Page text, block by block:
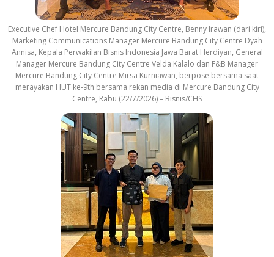
Executive Chef Hotel Mercure Bandung City Centre, Benny Irawan (dari kiri),
Marketing Communications Manager Mercure Bandung City Centre Dyah
Annisa, Kepala Perwakilan Bisnis Indonesia Jawa Barat Herdiyan, General
Manager Mercure Bandung City Centre Velda Kalalo dan F&B Manager
Mercure Bandung City Centre Mirsa Kurniawan, berpose bersama saat
merayakan HUT ke-9th bersama rekan media di Mercure Bandung City
Centre, Rabu (22/7/2026) – Bisnis/CHS